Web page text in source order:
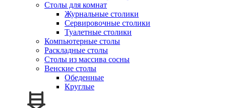
Столы для комнат
Журнальные столики
Сервировочные столики
Туалетные столики
Компьютерные столы
Раскладные столы
Столы из массива сосны
Венские столы
Обеденные
Круглые